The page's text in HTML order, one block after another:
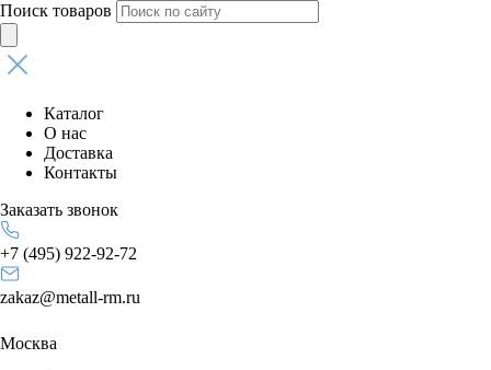
Поиск товаров
Каталог
О нас
Доставка
Контакты
Заказать звонок
+7 (495) 922-92-72
zakaz@metall-rm.ru
Москва